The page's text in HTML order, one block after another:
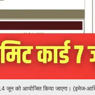
14 जून को आयोजित किया जाएगा। (इमेज-